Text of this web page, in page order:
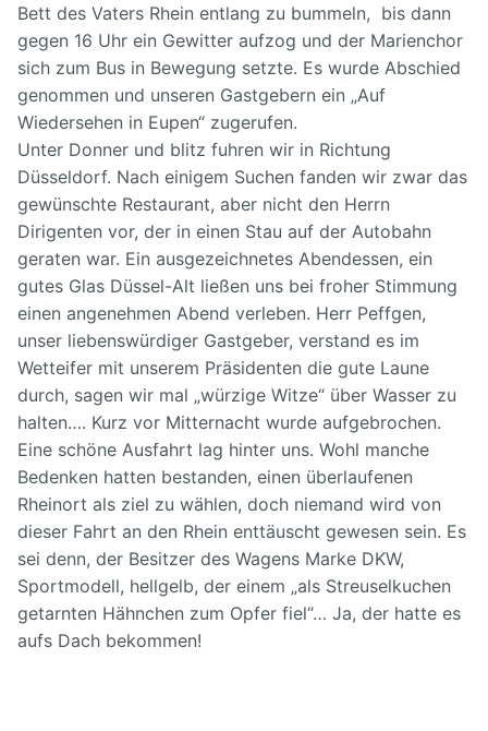
Bett des Vaters Rhein entlang zu bummeln, bis dann
gegen 16 Uhr ein Gewitter aufzog und der Marienchor
sich zum Bus in Bewegung setzte. Es wurde Abschied
genommen und unseren Gastgebern ein „Auf
Wiedersehen in Eupen“ zugerufen.
Unter Donner und blitz fuhren wir in Richtung
Düsseldorf. Nach einigem Suchen fanden wir zwar das
gewünschte Restaurant, aber nicht den Herrn
Dirigenten vor, der in einen Stau auf der Autobahn
geraten war. Ein ausgezeichnetes Abendessen, ein
gutes Glas Düssel-Alt ließen uns bei froher Stimmung
einen angenehmen Abend verleben. Herr Peffgen,
unser liebenswürdiger Gastgeber, verstand es im
Wetteifer mit unserem Präsidenten die gute Laune
durch, sagen wir mal „würzige Witze“ über Wasser zu
halten…. Kurz vor Mitternacht wurde aufgebrochen.
Eine schöne Ausfahrt lag hinter uns. Wohl manche
Bedenken hatten bestanden, einen überlaufenen
Rheinort als ziel zu wählen, doch niemand wird von
dieser Fahrt an den Rhein enttäuscht gewesen sein. Es
sei denn, der Besitzer des Wagens Marke DKW,
Sportmodell, hellgelb, der einem „als Streuselkuchen
getarnten Hähnchen zum Opfer fiel“… Ja, der hatte es
aufs Dach bekommen!